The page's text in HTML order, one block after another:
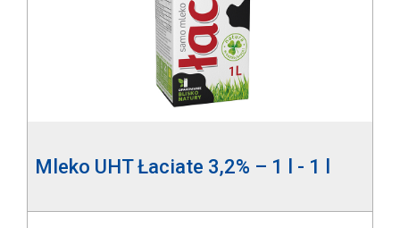
Mleko UHT Łaciate 3,2% – 1 l - 1 l